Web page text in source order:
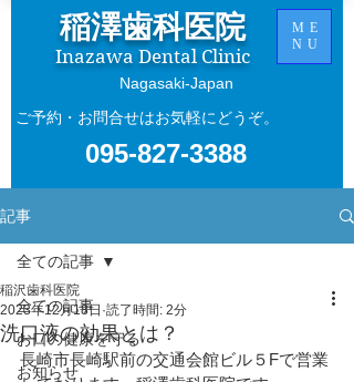
稲澤歯科医院
Inazawa Dental Clinic
095-827-3388
ご予約・お問合せはお気軽にどうぞ。
​Nagasaki-Japan
ME
NU
記事
全ての記事
お口の健康を守る
お知らせ
全ての記事
洗口液の効果とは？
稲沢歯科医院
2023年12月18日 読了時間: 2分
長崎市長崎駅前の交通会館ビル５Fで営業